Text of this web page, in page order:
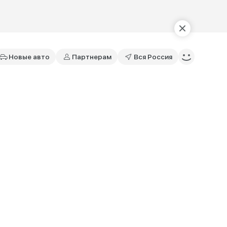
Новые авто Партнерам Вся Россия